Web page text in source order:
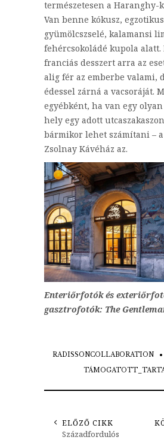
természetesen a
Van benne kókusz, egzotikus
gyümölcszselé, kalamansi
fehércsokoládé kupola alatt.
franciás desszert arra az
alig fér az emberbe valami,
édessel zárná a vacsoráját.
egyébként, ha van egy
hely egy adott
bármikor lehet számítani –
Zsolnay Kávéház az.
Enteriőrfotók és
gasztrofotók: The
RADISSONCOLLABORATION
ELŐZŐ CIKK
Századfordulós